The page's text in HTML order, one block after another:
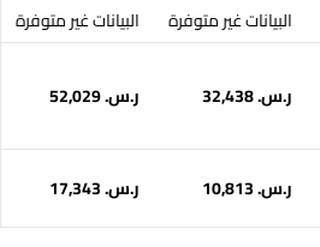
البيانات غير متوفرة البيانات غير متوفرة
ر.س.‏ 32,438 ر.س.‏ 52,029
ر.س.‏ 10,813 ر.س.‏ 17,343